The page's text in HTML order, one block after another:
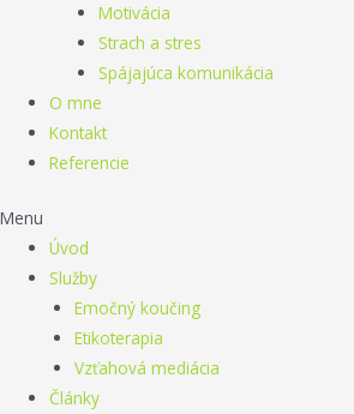
Motivácia
Strach a stres
Spájajúca komunikácia
O mne
Kontakt
Referencie
Menu
Úvod
Služby
Emočný koučing
Etikoterapia
Vzťahová mediácia
Články